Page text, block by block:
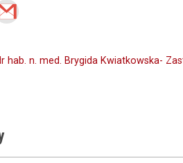
hab. n. med. Brygida Kwiatkowska-